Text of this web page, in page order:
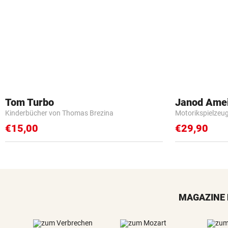
Tom Turbo
Kinderbücher von Thomas Brezina
€15,00
Janod
€29,90
MAGAZINE